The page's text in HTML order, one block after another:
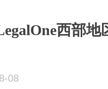
西部
08